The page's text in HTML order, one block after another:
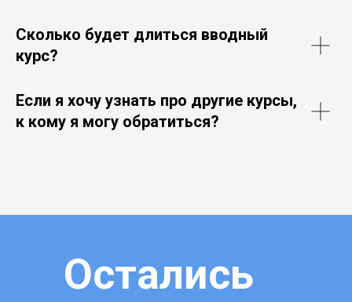
Сколько будет длиться вводный
курс?
Если я хочу узнать про другие курсы,
к кому я могу обратиться?
Остались